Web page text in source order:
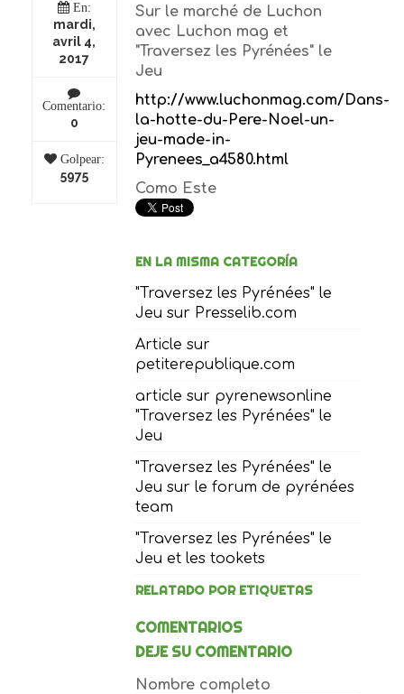
En:
mardi,
avril 4,
2017
Comentario:
0
Golpear:
5975
Sur le marché de Luchon
avec Luchon mag et
"Traversez les Pyrénées" le
Jeu
http://www.luchonmag.com/Dans-
la-hotte-du-Pere-Noel-un-
jeu-made-in-
Pyrenees_a4580.html
Como Este
EN LA MISMA CATEGORÍA
"Traversez les Pyrénées" le
Jeu sur Presselib.com
Article sur
petiterepublique.com
article sur pyrenewsonline
"Traversez les Pyrénées" le
Jeu
"Traversez les Pyrénées" le
Jeu sur le forum de pyrénées
team
"Traversez les Pyrénées" le
Jeu et les tookets
RELATADO POR ETIQUETAS
COMENTARIOS
DEJE SU COMENTARIO
Nombre completo